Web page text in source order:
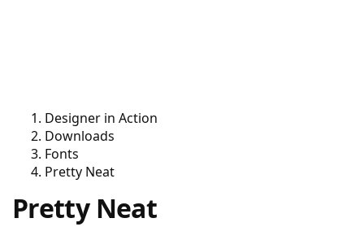
Designer in Action
Downloads
Fonts
Pretty Neat
Pretty Neat